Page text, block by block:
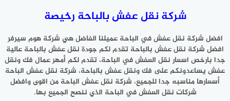
شركة نقل عفش بالباحة رخيصة
افضل شركة نقل عفش في الباحة عميلنا الفاضل هي شركة هوم سيرفر
افضل شركة نقل عفش بالباحة تقدم لكم جودة نقل عفش بالباحة عالية
جدا بارخص اسعار نقل العفش في الباحة، تقدم لكم أمهر عمال فك ونقل
عفش يساعدونكم على فك ونقل عفش بالباحة، شركة نقل عفش الباحة
أسعارها مناسبه جدا للجميع، شركة نقل عفش الباحة من اقوى وافضل
شركات نقل العفش في الباحة الذي ننصح الجميع بها.